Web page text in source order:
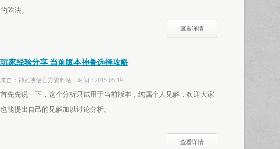
的阵法。
查看详情
玩家经验分享 当前版本神兽选择攻略
来自：神雕侠侣官方资料站 时间：2015-05-19
首先先说一下，这个分析只试用于当前版本，纯属个人见解，欢迎大家
也能提出自己的见解加以讨论分析。
查看详情